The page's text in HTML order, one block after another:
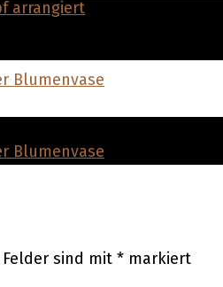
sind mit * markiert